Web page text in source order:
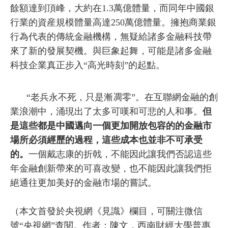
餘額達到頂峰，大約在1.3萬億體量，而同年中國銀
行業的資産規模體量高達250萬億體量。擁抱商業銀
行為代表的傳統金融機構，無疑給諸多金融科技帶
來了新的發展契機。與巨象起舞，可能是諸多金融
科技企業真正步入“高光時刻”的起點。
“老兵永不死，只是漸凋零”。在互聯網金融的創
業浪潮中，涌現出了太多可嘆和可悲的人和事。 但
是這些都是中國邁向一個更加開放包容的的金融市
場所必須經歷的過程，這些成本也並非不可承受
的。 一個戴志康的折戟，不能因此讓我們否認這些
年金融創新帶來的可喜改變，也不能因此讓我們拒
絕通往更加美好的金融市場的嘗試。
（本文首發於央視網《見識》欄目，可關注微信
號“央視網”查閱。作者：陳文，西南財經大學普惠